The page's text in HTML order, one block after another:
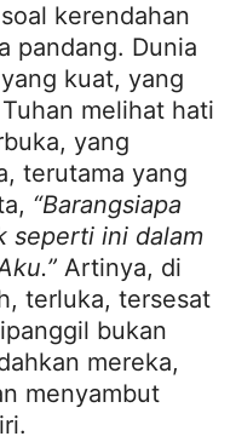
kerendahan
pandang. Dunia
kuat, yang
melihat hati
yang
terutama yang
“Barangsiapa
seperti ini dalam
Artinya, di
terluka, tersesat
bukan
mereka,
menyambut